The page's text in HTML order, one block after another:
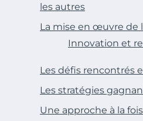
les autres
La mise en œuvre de
Innovation et
Les défis rencontrés
Les stratégies
Une approche à la